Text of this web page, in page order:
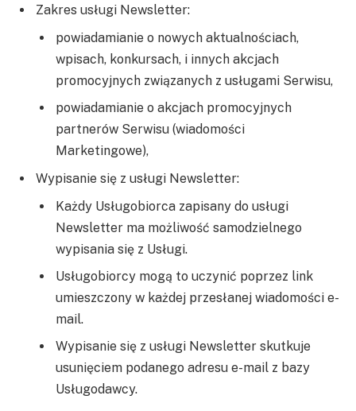
Zakres usługi Newsletter:
powiadamianie o nowych aktualnościach,
wpisach, konkursach, i innych akcjach
promocyjnych związanych z usługami Serwisu,
powiadamianie o akcjach promocyjnych
partnerów Serwisu (wiadomości
Marketingowe),
Wypisanie się z usługi Newsletter:
Każdy Usługobiorca zapisany do usługi
Newsletter ma możliwość samodzielnego
wypisania się z Usługi.
Usługobiorcy mogą to uczynić poprzez link
umieszczony w każdej przesłanej wiadomości e-
mail.
Wypisanie się z usługi Newsletter skutkuje
usunięciem podanego adresu e-mail z bazy
Usługodawcy.